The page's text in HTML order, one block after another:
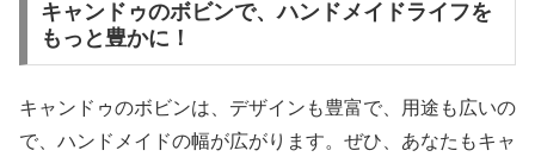
キャンドゥのボビンで、ハンドメイドライフを
もっと豊かに！
キャンドゥのボビンは、デザインも豊富で、用途も広いの
で、ハンドメイドの幅が広がります。ぜひ、あなたもキャ